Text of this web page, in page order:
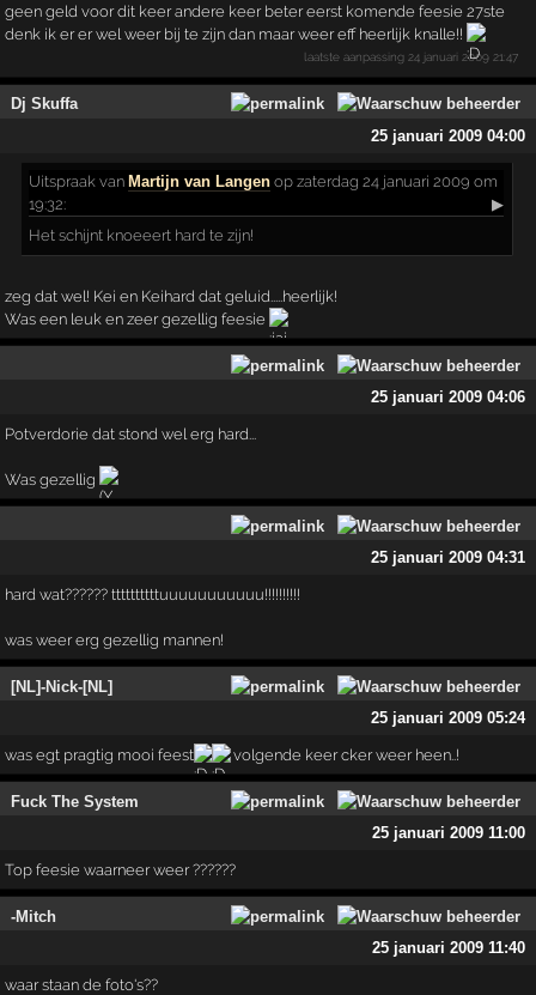
geen geld voor dit keer andere keer beter eerst komende feesie 27ste
denk ik er er wel weer bij te zijn dan maar weer eff heerlijk knalle!!
laatste aanpassing24 januari 2009 21:47
Dj Skuffa
25 januari 2009 04:00
Uitspraak van Martijn van Langen op zaterdag 24 januari 2009 om
19:32:
▶
Het schijnt knoeeert hard te zijn!
zeg dat wel! Kei en Keihard dat geluid.....heerlijk!
Was een leuk en zeer gezellig feesie
25 januari 2009 04:06
Potverdorie dat stond wel erg hard...
Was gezellig
25 januari 2009 04:31
hard wat?????? ttttttttttuuuuuuuuuuu!!!!!!!!!!
was weer erg gezellig mannen!
[NL]-Nick-[NL]
25 januari 2009 05:24
was egt pragtig mooi feest volgende keer cker weer heen..!
Fuck The System
25 januari 2009 11:00
Top feesie waarneer weer ??????
-Mitch
25 januari 2009 11:40
waar staan de foto's??